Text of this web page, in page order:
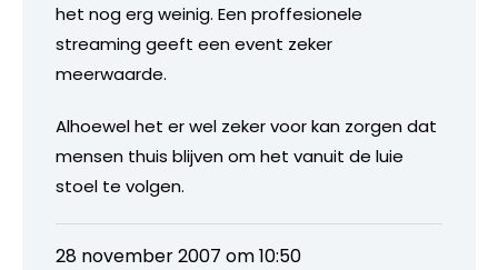
het nog erg weinig. Een proffesionele
streaming geeft een event zeker
meerwaarde.
Alhoewel het er wel zeker voor kan zorgen dat
mensen thuis blijven om het vanuit de luie
stoel te volgen.
28 november 2007 om 10:50